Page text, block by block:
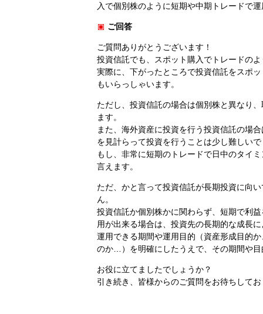
入で個別株のように短期や中期トレードで
ご回答
ご質問ありがとうございます！
投資信託でも、スポット購入でトレードの
実際に、下がったところで投資信託をスポ
もいらっしゃいます。
ただし、投資信託の場合は個別株と異なり
ます。
また、海外資産に投資を行う投資信託の場
を見計らって投資を行うことは少し難しい
もし、非常に短期のトレードで日中のタイ
言えます。
ただ、かと言って投資信託が長期投資に向
ん。
投資信託か個別株かに関わらず、短期で利
用が出来る場合は、投資先の長期的な成長
運用できる期間や運用目的（資産形成目的
のか…）を明確にしたうえで、その期間や
お役に立てましたでしょうか？
引き続き、皆様からのご質問をお待ちして